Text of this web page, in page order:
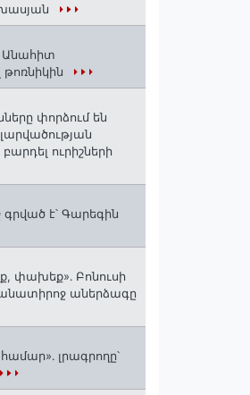
Անահիտ
թոռնիկին
փորձում են
ուրիշների
է՝ Գարեգին
փախեք»․ Բոնուսի
աներձագը
լրագրողը՝